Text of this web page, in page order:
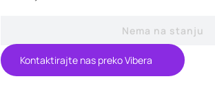
Nema na stanju
Kontaktirajte nas preko Vibera